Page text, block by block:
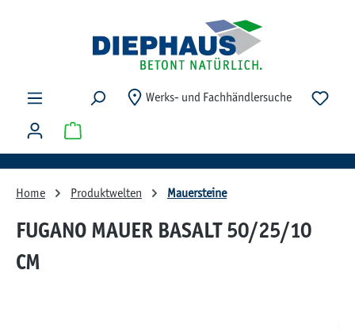
Werks- und Fachhändlersuche Du
Warenkorb enthält 0 Positionen. Der Gesamtwert
Home Produktwelten Mauersteine
FUGANO MAUER BASALT 50/25/10
CM